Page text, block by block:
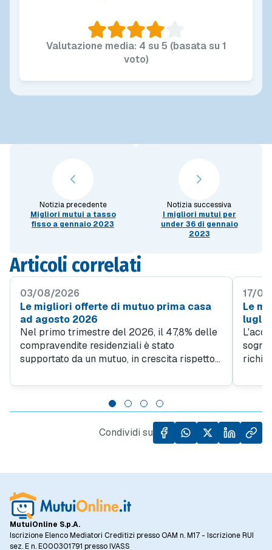
Valutazione media: 4 su 5 (basata su 1
voto)
Notizia precedente
Migliori mutui a tasso
fisso a gennaio 2023
Notizia successiva
I migliori mutui per
under 36 di gennaio
2023
Articoli correlati
03/08/2026
Le migliori offerte di mutuo prima casa
ad agosto 2026
Nel primo trimestre del 2026, il 47,8% delle
compravendite residenziali è stato
supportato da un mutuo, in crescita rispetto
trend evidenzia quanto sia importante
l'accesso al credito per facilitare l'acquisto
di case, specialmente in un contesto in cui il
prezzo al metro quadro degli immobili ha
registrato un incremento del 5,5% rispetto
17/
Le
Condividi su
MutuiOnline S.p.A.
Iscrizione Elenco Mediatori Creditizi presso OAM n. M17 - Iscrizione RUI
sez. E n. E000301791 presso IVASS